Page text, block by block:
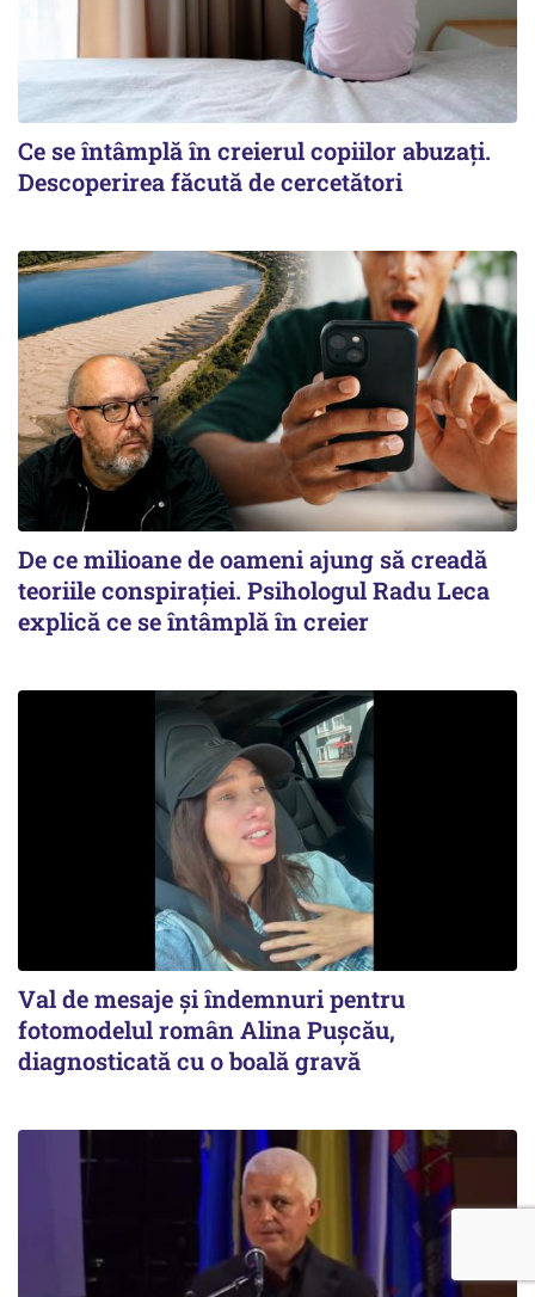
Ce se întâmplă în creierul copiilor abuzați.
Descoperirea făcută de cercetători
De ce milioane de oameni ajung să creadă
teoriile conspirației. Psihologul Radu Leca
explică ce se întâmplă în creier
Val de mesaje și îndemnuri pentru
fotomodelul român Alina Pușcău,
diagnosticată cu o boală gravă